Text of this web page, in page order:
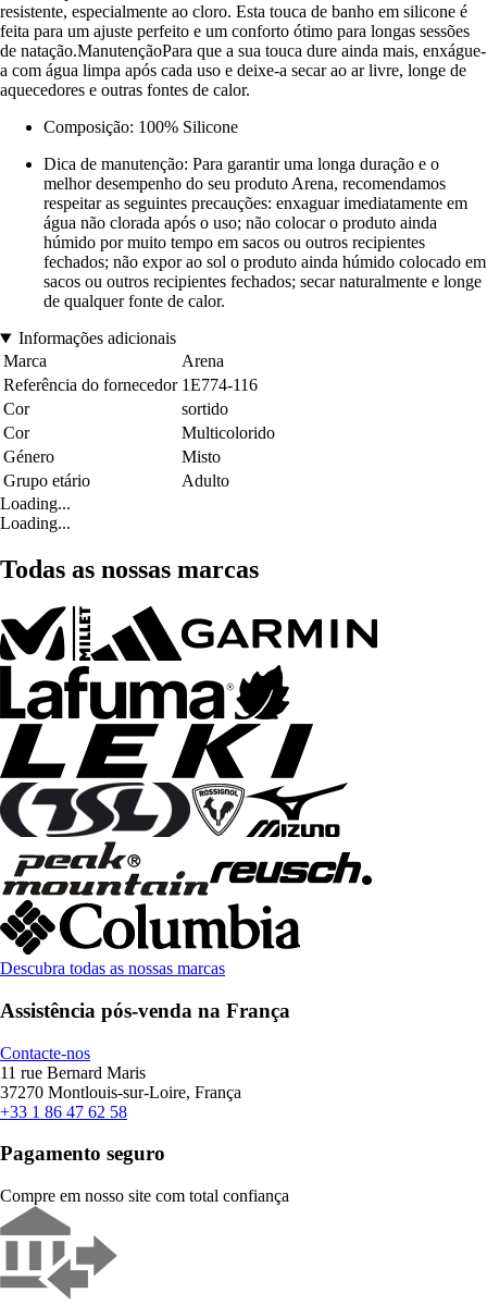
resistente, especialmente ao cloro. Esta touca de banho em silicone é
feita para um ajuste perfeito e um conforto ótimo para longas sessões
de natação.ManutençãoPara que a sua touca dure ainda mais, enxágue-
a com água limpa após cada uso e deixe-a secar ao ar livre, longe de
aquecedores e outras fontes de calor.
Composição: 100% Silicone
Dica de manutenção: Para garantir uma longa duração e o
melhor desempenho do seu produto Arena, recomendamos
respeitar as seguintes precauções: enxaguar imediatamente em
água não clorada após o uso; não colocar o produto ainda
húmido por muito tempo em sacos ou outros recipientes
fechados; não expor ao sol o produto ainda húmido colocado em
sacos ou outros recipientes fechados; secar naturalmente e longe
de qualquer fonte de calor.
Informações adicionais
Marca
Arena
Referência do fornecedor 1E774-116
Cor
sortido
Cor
Multicolorido
Género
Misto
Grupo etário
Adulto
Loading...
Loading...
Todas as nossas marcas
Descubra todas as nossas marcas
Assistência pós-venda na França
Contacte-nos
11 rue Bernard Maris
37270 Montlouis-sur-Loire, França
+33 1 86 47 62 58
Pagamento seguro
Compre em nosso site com total confiança